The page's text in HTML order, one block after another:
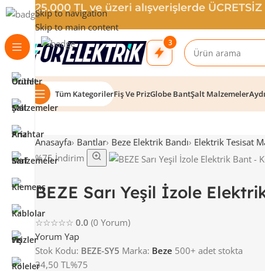
Skip to navigation
Skip to main content
3
Tüm KategorilerFiş Ve PrizGlobe BantŞalt Malzemeler
Anasayfa› Bantlar› Beze Elektrik Bandı› Elektrik Tesisat
%75 İndirim
BEZE Sarı Yeşil İzole
☆☆☆☆☆ 0.0 (0 Yorum)
Yorum Yap
Stok Kodu: BEZE-SY5 Marka: Beze 500+ adet stokta
34,50 TL%75
25.000 TL ve üzeri alışverişlerde ÜCRETSİZ